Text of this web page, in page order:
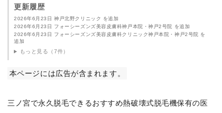
更新履歴
2026年6月23日 神戸北野クリニック を追加
2026年6月23日 フォーシーズンズ美容皮膚科神戸本院・神戸2号院 を追加
2026年6月23日 フォーシーズンズ美容皮膚科クリニック神戸本院・神戸2号院 を
追加
もっと見る（7件）
本ページには広告が含まれます。
三ノ宮で永久脱毛できるおすすめ熱破壊式脱毛機保有の医